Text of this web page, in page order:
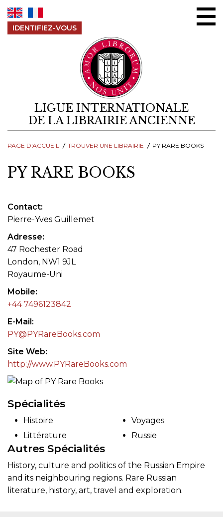
IDENTIFIEZ-VOUS
LIGUE INTERNATIONALE
DE LA LIBRAIRIE ANCIENNE
PAGE D'ACCUEIL TROUVER UNE LIBRAIRIE PY RARE BOOKS
PY RARE BOOKS
Contact
Pierre-Yves Guillemet
Adresse
47 Rochester Road
London, NW1 9JL
Royaume-Uni
Mobile
+44 7496123842
E-Mail
PY@PYRareBooks.com
Site Web
http://www.PYRareBooks.com
Spécialités
Histoire
Littérature
Voyages
Russie
Autres Spécialités
History, culture and politics of the Russian Empire
and its neighbouring regions. Rare Russian
literature, history, art, travel and exploration.